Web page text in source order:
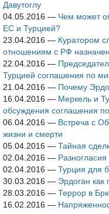
Давутоглу
04.05.2016 — Чем может
ЕС и Турцией?
23.04.2016 — Куратором
отношениям c РФ
22.04.2016 —
Турцией соглашения по
21.04.2016 — Почему
16.04.2016 — Меркель и
обсуждения соглашения
06.04.2016 — Встреча с
жизни и смерти
05.04.2016 — Тайная
02.04.2016 —
02.04.2016 — Турция для
30.03.2016 — Эрдоган
28.03.2016 — Террор в
16.02.2016 —